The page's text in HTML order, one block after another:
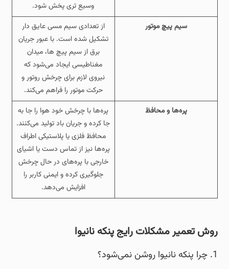
وسیع‌ تری پخش شود.
سیم‌ پیچ موتور
از تعدادی سیم مسی عایق‌ دار
تشکیل شده است. با عبور جریان
برق از سیم‌ پیچ‌ ها، میدان
مغناطیسی ایجاد می‌شود که
نیروی لازم برای چرخش روتور و
حرکت موتور را فراهم می‌کند.
پره‌ها و محافظ
پره‌ها با چرخش خود هوا را جا به‌
جا کرده و جریان باد تولید می‌کنند.
محافظ فلزی یا پلاستیکی اطراف
پره‌ها نیز از تماس دست یا اشیای
خارجی با پره‌های در حال چرخش
جلوگیری کرده و ایمنی کاربر را
افزایش می‌دهد.
روش تعمیر مشکلات رایج پنکه نانیوا
1. چرا پنکه نانیوا روشن نمی‌شود؟